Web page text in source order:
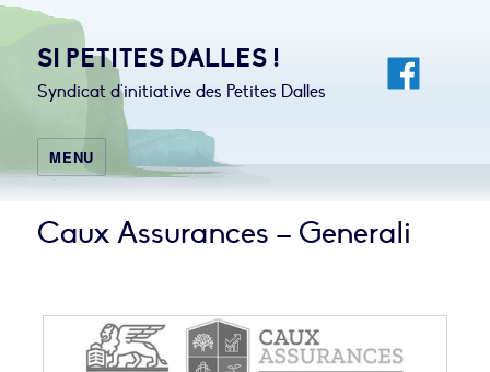
SI PETITES DALLES !
Syndicat d'initiative des Petites Dalles
MENU
Caux Assurances – Generali